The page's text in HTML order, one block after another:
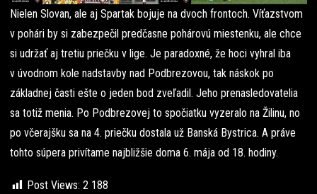
Nielen Slovan, ale aj Spartak bojuje na dvoch frontoch. Víťazstvom
v pohári by si zabezpečil predčasne pohárovú miestenku, ale chce
si udržať aj tretiu priečku v lige. Je paradoxné, že hoci vyhral iba
v úvodnom kole nadstavby nad Podbrezovou, tak náskok po
základnej časti ešte o jeden bod zveľadil. Jeho prenasledovatelia
sa totiž menia. Po Podbrezovej to spočiatku vyzeralo na Žilinu, no
po včerajšku sa na 4. priečku dostala už Banská Bystrica. A práve
tohto súpera privítame najbližšie doma 6. mája od 18. hodiny.
Post Views: 2 188